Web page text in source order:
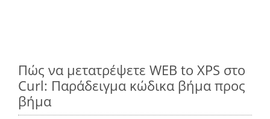
Πώς να μετατρέψετε WEB to XPS στο
Curl: Παράδειγμα κώδικα βήμα προς
βήμα